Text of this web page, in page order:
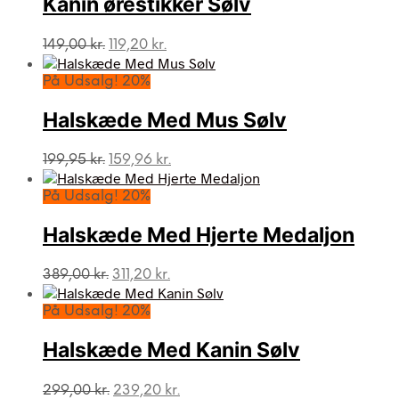
149,00kr. Den
oprindelige
pris
149,00 kr..
119,20 kr.
aktuelle
119,20 kr..
På Udsalg! 20%
Halskæde Med Mus Sølv
199,95kr. Den
oprindelige
pris
199,95 kr..
159,96 kr.
aktuelle
159,96 kr..
På Udsalg! 20%
Halskæde Med Hjerte Medaljon
389,00kr. Den
oprindelige
pris
389,00 kr..
311,20 kr.
aktuelle
311,20 kr..
På Udsalg! 20%
Halskæde Med Kanin Sølv
299,00kr. Den
239,20 kr.